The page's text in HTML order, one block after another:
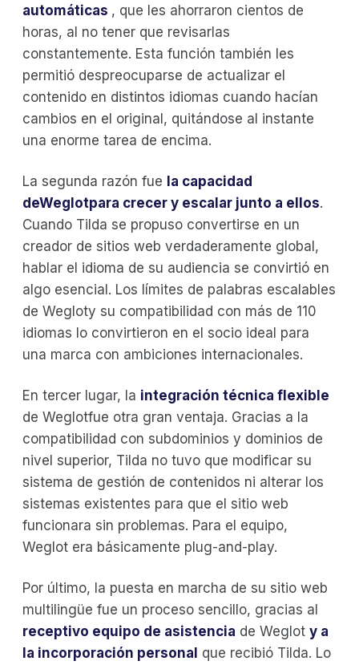
automáticas , que les ahorraron cientos de
horas, al no tener que revisarlas
constantemente. Esta función también les
permitió despreocuparse de actualizar el
contenido en distintos idiomas cuando hacían
cambios en el original, quitándose al instante
una enorme tarea de encima.
La segunda razón fue la capacidad
deWeglotpara crecer y escalar junto a ellos.
Cuando Tilda se propuso convertirse en un
creador de sitios web verdaderamente global,
hablar el idioma de su audiencia se convirtió en
algo esencial. Los límites de palabras escalables
de Wegloty su compatibilidad con más de 110
idiomas lo convirtieron en el socio ideal para
una marca con ambiciones internacionales.
En tercer lugar, la integración técnica flexible
de Weglotfue otra gran ventaja. Gracias a la
compatibilidad con subdominios y dominios de
nivel superior, Tilda no tuvo que modificar su
sistema de gestión de contenidos ni alterar los
sistemas existentes para que el sitio web
funcionara sin problemas. Para el equipo,
Weglot era básicamente plug-and-play.
Por último, la puesta en marcha de su sitio web
multilingüe fue un proceso sencillo, gracias al
receptivo equipo de asistencia de Weglot y a
la incorporación personal que recibió Tilda. Lo